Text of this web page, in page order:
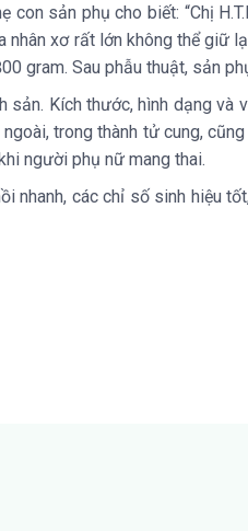
sản phụ cho biết: “Chị
xơ rất lớn không thể giữ
gram. Sau phẫu thuật, sản
Kích thước, hình dạng
trong thành tử cung,
người phụ nữ mang thai.
nhanh, các chỉ số sinh hiệu